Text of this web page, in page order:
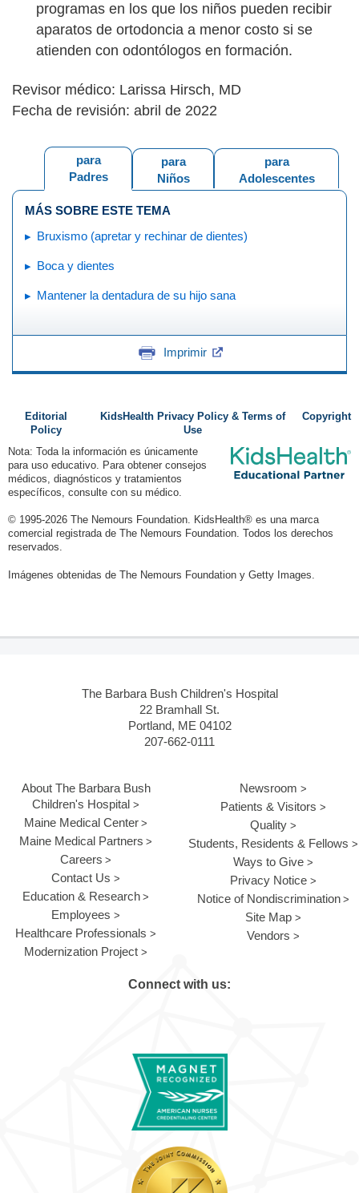
programas en los que los niños pueden recibir
aparatos de ortodoncia a menor costo si se
atienden con odontólogos en formación.
Revisor médico: Larissa Hirsch, MD
Fecha de revisión: abril de 2022
para
Adolescentes
para
Niños
para
Padres
MÁS SOBRE ESTE TEMA
Bruxismo (apretar y rechinar de dientes)
Boca y dientes
Mantener la dentadura de su hijo sana
Imprimir
Editorial
Policy
KidsHealth Privacy Policy & Terms of
Use
Copyright
Nota: Toda la información es únicamente
para uso educativo. Para obtener consejos
médicos, diagnósticos y tratamientos
específicos, consulte con su médico.
© 1995-2026 The Nemours Foundation. KidsHealth® es una marca
comercial registrada de The Nemours Foundation. Todos los derechos
reservados.
Imágenes obtenidas de The Nemours Foundation y Getty Images.
The Barbara Bush Children's Hospital
22 Bramhall St.
Portland, ME 04102
207-662-0111
About The Barbara Bush
Children's Hospital
Maine Medical Center
Maine Medical Partners
Careers
Contact Us
Education & Research
Employees
Healthcare Professionals
Modernization Project
Newsroom
Patients & Visitors
Quality
Students, Residents & Fellows
Ways to Give
Privacy Notice
Notice of Nondiscrimination
Site Map
Vendors
Connect with us: